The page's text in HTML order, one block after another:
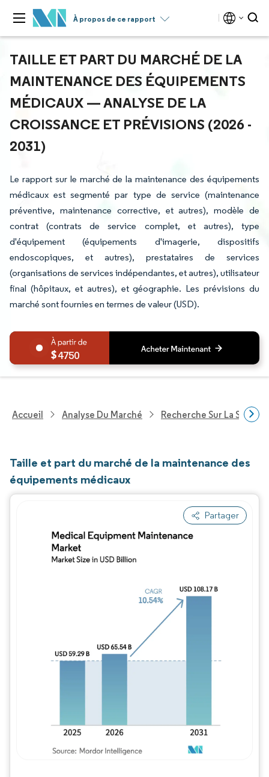
À propos de ce rapport
TAILLE ET PART DU MARCHÉ DE LA
MAINTENANCE DES ÉQUIPEMENTS
MÉDICAUX — ANALYSE DE LA
CROISSANCE ET PRÉVISIONS (2026 -
2031)
Le rapport sur le marché de la maintenance des équipements
médicaux est segmenté par type de service (maintenance
préventive, maintenance corrective, et autres), modèle de
contrat (contrats de service complet, et autres), type
d'équipement (équipements d'imagerie, dispositifs
endoscopiques, et autres), prestataires de services
(organisations de services indépendantes, et autres), utilisateur
final (hôpitaux, et autres), et géographie. Les prévisions du
marché sont fournies en termes de valeur (USD).
4750
Accueil Analyse Du Marché Recherche Sur La Santé
Taille et part du marché de la maintenance des
équipements médicaux
Partager
Image © Mordor Intelligence. La